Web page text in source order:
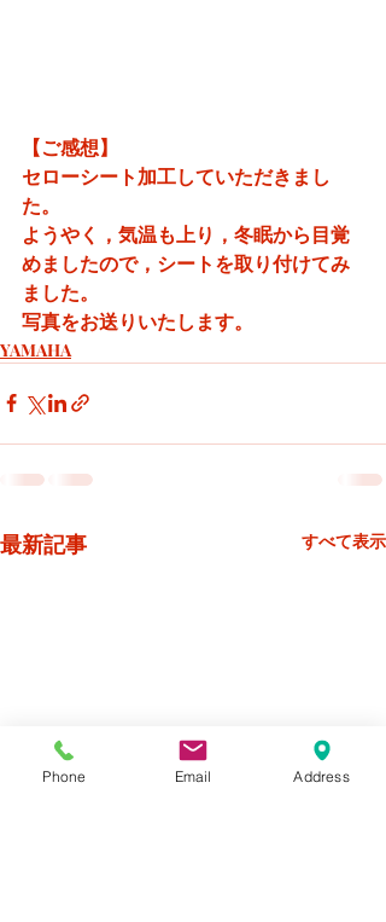
【ご感想】
セローシート加工していただきまし
た。
ようやく，気温も上り，冬眠から目覚
めましたので，シートを取り付けてみ
ました。
写真をお送りいたします。
YAMAHA
最新記事 すべて表示
Phone Email Address